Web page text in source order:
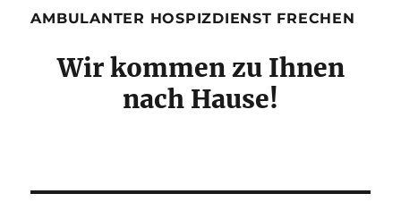
AMBULANTER HOSPIZDIENST FRECHEN
Wir kommen zu Ihnen
nach Hause!